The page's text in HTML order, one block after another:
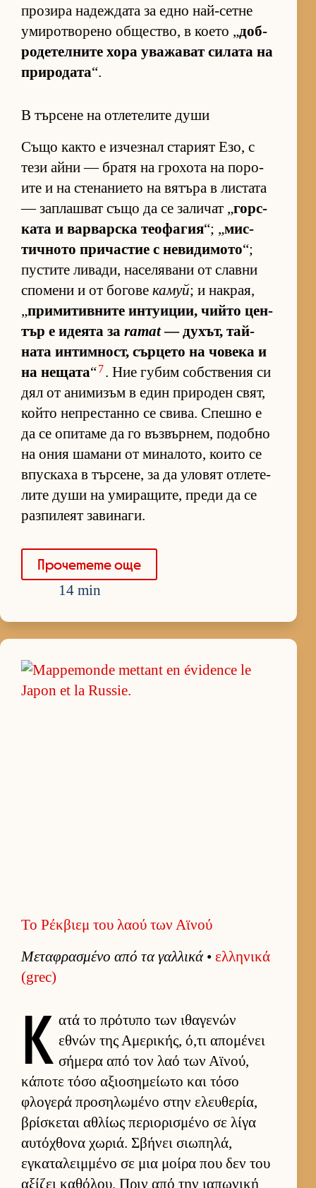
про­зира на­деж­дата за едно най-сетне
уми­рот­во­рено об­щес­т­во, в ко­ето „доб­
ро­де­тел­ните хора ува­жа­ват си­лата на
при­ро­дата“.
В търсене на отлетелите души
Също както е из­чез­нал ста­рият Езо, с
тези айни — братя на гро­хота на по­ро­
ите и на сте­на­ни­ето на вя­търа в лис­тата
— зап­лаш­ват също да се за­ли­чат „гор­с­
ката и вар­вар­ска те­о­фа­гия“; „мис­
тич­ното при­час­тие с не­ви­ди­мото“;
пус­тите ли­ва­ди, на­се­ля­вани от славни
спо­мени и от бо­гове камуй; и нак­рая,
„при­ми­тив­ните ин­ту­и­ции, чийто цен­
тър е иде­ята за ramat— ду­хът, тай­
ната ин­тим­ност, сър­цето на чо­века и
на не­щата“7. Ние гу­бим соб­с­т­ве­ния си
дял от ани­ми­зъм в един при­ро­ден свят,
който неп­рес­танно се сви­ва. Спешно е
да се опи­таме да го въз­вър­нем, по­добно
на ония ша­мани от ми­на­ло­то, ко­ито се
впус­каха в тър­се­не, за да уло­вят от­ле­те­
лите души на уми­ра­щи­те, преди да се
раз­пи­леят за­ви­на­ги.
Про­че­тете още
14 min
Το Ρέκβιεμ του λαού των Αϊνού
Μεταφρασμένο από τα γαλ­λικά• ελ­ληνικά
(grec)
Κ ατά το πρότυπο των ιθαγενών
εθνών της Αμερικής, ό,τι απομένει
σήμερα από τον λαό των Αϊνού,
κάποτε τόσο αξιο­σημεί­ωτο και τόσο
φλογερά προσηλωμένο στην ελευ­θερία,
βρίσκεται αθλίως περιο­ρισμένο σε λίγα
αυ­τόχθονα χωριά. Σβήνει σιω­πηλά,
εγκαταλειμ­μένο σε μια μοίρα που δεν του
αξίζει καθόλου. Πριν από την ια­πωνική